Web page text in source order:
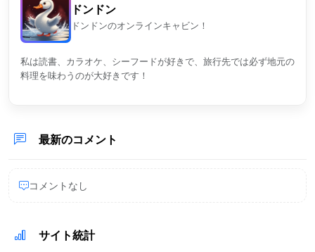
ドンドン
ドンドンのオンラインキャビン！
私は読書、カラオケ、シーフードが好きで、旅行先では必ず地元の
料理を味わうのが大好きです！
最新のコメント
コメントなし
サイト統計